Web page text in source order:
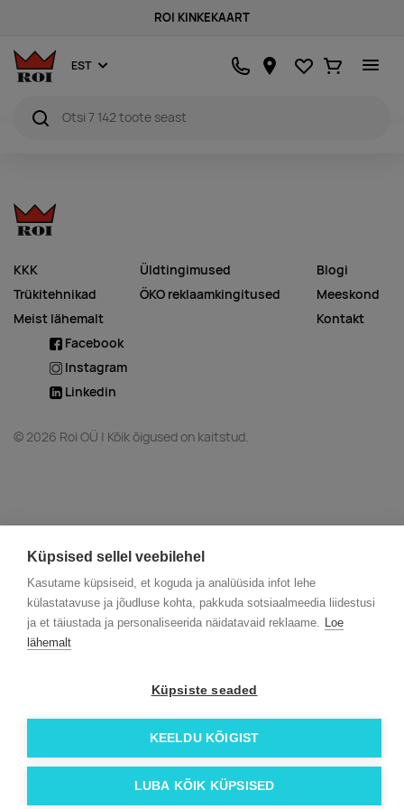
Küpsised sellel veebilehel
Kasutame küpsiseid, et koguda ja analüüsida infot lehe
külastatavuse ja jõudluse kohta, pakkuda sotsiaalmeedia liidestusi
ja et täiustada ja personaliseerida näidatavaid reklaame. Loe
lähemalt
Küpsiste seaded
KEELDU KÕIGIST
LUBA KÕIK KÜPSISED
ROI KINKEKAART
EST Lemmikud
Ostukorv
KKK
Trükitehnikad
Meist lähemalt
Üldtingimused
ÖKO reklaamkingitused
Blogi
Meeskond
Kontakt
Facebook
Instagram
Linkedin
© 2026 Roi OÜ | Kõik õigused on kaitstud.